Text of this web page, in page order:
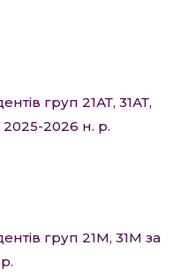
груп 21АТ, 31АТ,
2025-2026 н. р.
груп 21М, 31М за